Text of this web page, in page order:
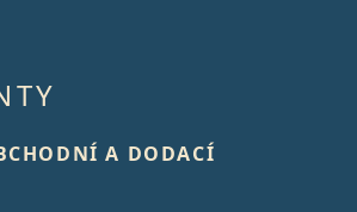
A DODACÍ